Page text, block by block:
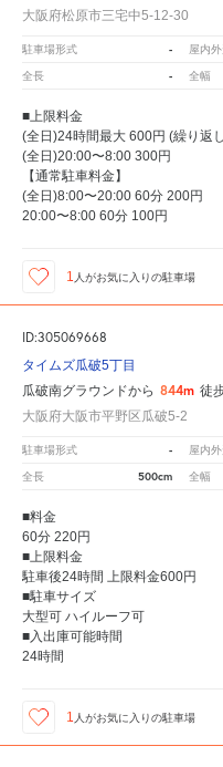
大阪府松原市三宅中5-12-30
駐車場形式 - 屋内
全長 - 全幅
■上限料金
(全日)24時間最大 600円 (繰り返
(全日)20:00〜8:00 300円
【通常駐車料金】
(全日)8:00〜20:00 60分 200円
20:00〜8:00 60分 100円
1 人がお気に入りの駐車場
ID:305069668
タイムズ瓜破5丁目
瓜破南グラウンドから 844m 徒
大阪府大阪市平野区瓜破5-2
駐車場形式 - 屋内
全長 500cm 全幅
■料金
60分 220円
■上限料金
駐車後24時間 上限料金600円
■駐車サイズ
大型可 ハイルーフ可
■入出庫可能時間
24時間
1 人がお気に入りの駐車場